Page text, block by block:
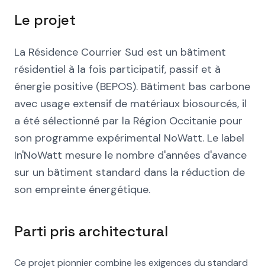
Le projet
La Résidence Courrier Sud est un bâtiment
résidentiel à la fois participatif, passif et à
énergie positive (BEPOS). Bâtiment bas carbone
avec usage extensif de matériaux biosourcés, il
a été sélectionné par la Région Occitanie pour
son programme expérimental NoWatt. Le label
In'NoWatt mesure le nombre d'années d'avance
sur un bâtiment standard dans la réduction de
son empreinte énergétique.
Parti pris architectural
Ce projet pionnier combine les exigences du standard